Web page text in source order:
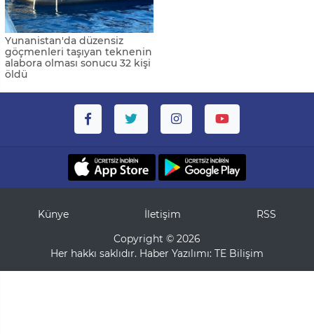
Yunanistan'da düzensiz
göçmenleri taşıyan teknenin
alabora olması sonucu 32 kişi
öldü
Künye İletişim
RSS
Copyright © 2026
Her hakkı saklıdır. Haber Yazılımı: TE Bilişim